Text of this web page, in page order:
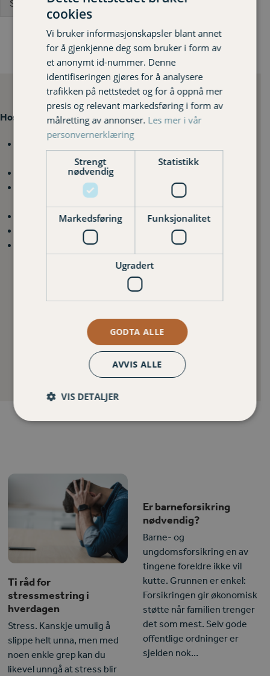
Send
Hos oss får du:
Fast rådgiver
som du kan ringe til direkte, ingen
Et lokalt kontorsom du kan komme innom ved behov
Et forsikringsselskap som gir tilbake tilkundene og
Forsikringertil privat-, landbruk- og bedriftskunder
på sikkerhetsutstyr
til skadeforebyggende tiltak
Avtal møte med en rådgiver >>
Sjekk pris og kjøp forsikring >>
Ti råd for
stressmestring i
hverdagen
Stress. Kanskje umulig å
slippe helt unna, men med
noen enkle grep kan du
likevel unngå at stress blir
Er barneforsikring
nødvendig?
Barne- og
ungdomsforsikring en av
tingene foreldre ikke vil
kutte. Grunnen er enkel:
Forsikringen gir økonomisk
støtte når familien trenger
det som mest. Selv gode
offentlige ordninger er
sjelden nok…
cookies
Vi bruker informasjonskapsler blant annet
for å gjenkjenne deg som bruker i form av
et anonymt id-nummer. Denne
identifiseringen gjøres for å analysere
trafikken på nettstedet og for å oppnå mer
presis og relevant markedsføring i form av
målretting av annonser. Les mer i vår
personvernerklæring
Strengt
nødvendig
Statistikk
Markedsføring Funksjonalitet
Ugradert
GODTA ALLE
AVVIS ALLE
VIS DETALJER